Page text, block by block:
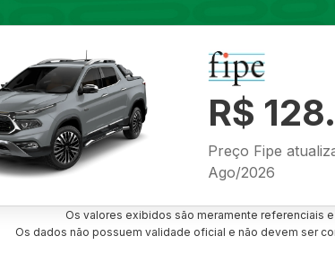
R$
Preço Fipe
Ago/2026
Os valores exibidos são meramente referenciais
Os dados não possuem validade oficial e não devem ser